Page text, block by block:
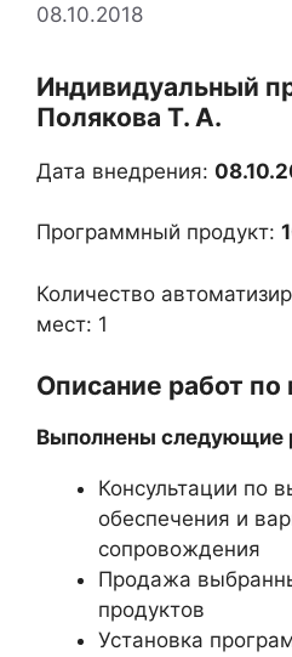
08.10.2018
Индивидуальный
Полякова Т. А.
Дата внедрения:
Программный продукт:
Количество
мест: 1
Описание работ
Выполнены следующие
Консультации по
обеспечения и
сопровождения
Продажа
продуктов
Установка